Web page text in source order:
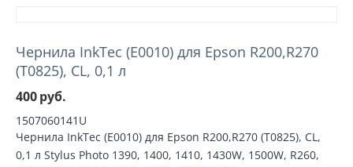
Чернила InkTec (E0010) для Epson R200,R270
(T0825), CL, 0,1 л
400руб.
1507060141U
Чернила InkTec (E0010) для Epson R200,R270 (T0825), CL,
0,1 л Stylus Photo 1390, 1400, 1410, 1430W, 1500W, R260,